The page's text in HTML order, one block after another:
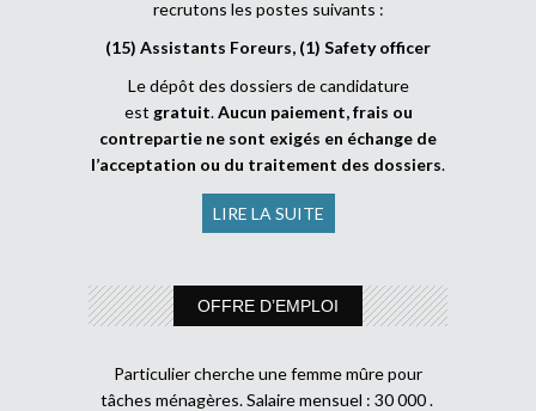
recrutons les postes suivants :
(15) Assistants Foreurs, (1) Safety officer
Le dépôt des dossiers de candidature
est gratuit.Aucun paiement, frais ou
contrepartie ne sont exigés en échange de
l’acceptation ou du traitement des dossiers.
LIRE LA SUITE
OFFRE D’EMPLOI
Particulier cherche une femme mûre pour
tâches ménagères. Salaire mensuel : 30 000 .